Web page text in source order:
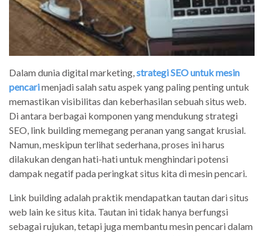
Dalam dunia digital marketing, strategi SEO untuk mesin
pencarimenjadi salah satu aspek yang paling penting untuk
memastikan visibilitas dan keberhasilan sebuah situs web.
Di antara berbagai komponen yang mendukung strategi
SEO, link building memegang peranan yang sangat krusial.
Namun, meskipun terlihat sederhana, proses ini harus
dilakukan dengan hati-hati untuk menghindari potensi
dampak negatif pada peringkat situs kita di mesin pencari.
Link building adalah praktik mendapatkan tautan dari situs
web lain ke situs kita. Tautan ini tidak hanya berfungsi
sebagai rujukan, tetapi juga membantu mesin pencari dalam